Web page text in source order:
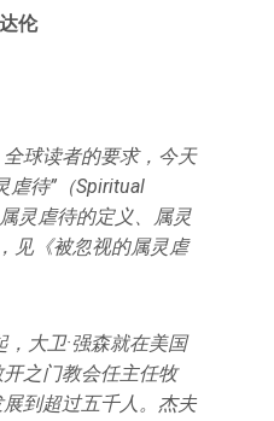
伦
全球读者的要求，今天
虐待”（Spiritual
灵虐待的定义、属灵
见《被忽视的属灵虐
大卫·强森就在美国
之门教会任主任牧
到超过五千人。杰夫